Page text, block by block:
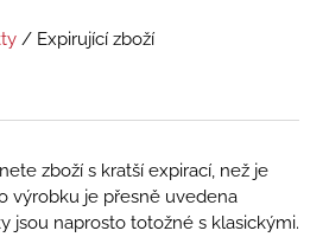
/ Expirující zboží
zboží s kratší expirací, než je
výrobku je přesně uvedena
jsou naprosto totožné s klasickými.